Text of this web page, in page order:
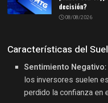
decisión?
08/08/2026
Características del
Sentimiento Negativo:
los inversores suelen
perdido la confianza en